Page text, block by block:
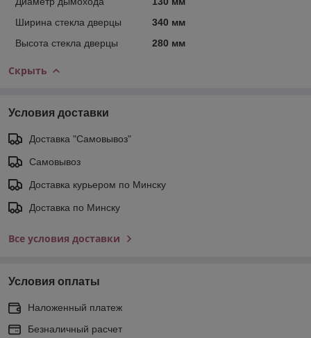
Ширина стекла дверцы
340 мм
Высота стекла дверцы
280 мм
Скрыть
Условия доставки
Доставка "Самовывоз"
Самовывоз
Доставка курьером по Минску
Доставка по Минску
Все условия доставки
Условия оплаты
Наложенный платеж
Безналичный расчет